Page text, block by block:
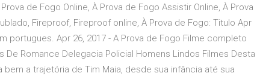
de Fogo Online, À Prova de Fogo Assistir Online, À Prova
Fireproof, Fireproof online, À Prova de Fogo: Titulo Apr
portugues. Apr 26, 2017 - A Prova de Fogo Filme completo
De Romance Delegacia Policial Homens Lindos Filmes Desta
a trajetória de Tim Maia, desde sua infância até sua